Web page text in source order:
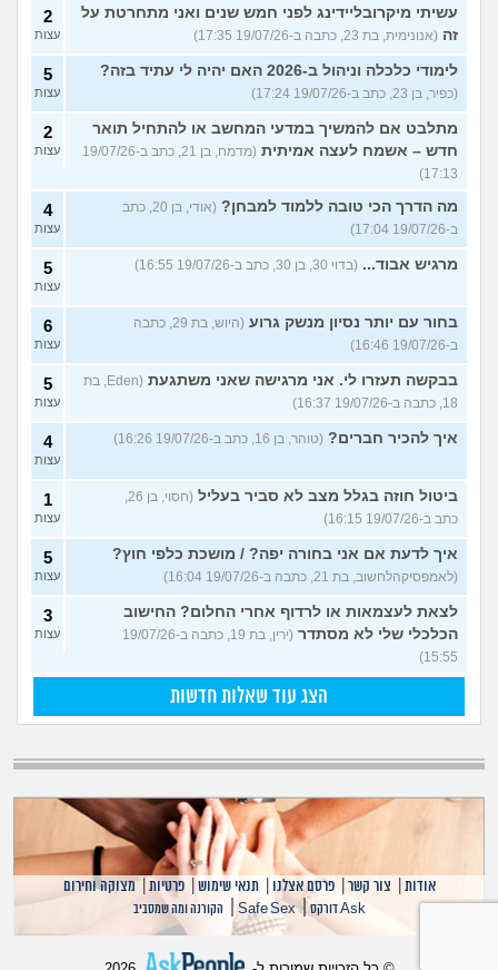
עשיתי מיקרובליידינג לפני חמש שנים ואני מתחרטת על
זה (אנונימית, בת 23, כתבה ב-19/07/26 17:35)
2
עצות
לימודי כלכלה וניהול ב-2026 האם יהיה לי עתיד בזה?
(כפיר, בן 23, כתב ב-19/07/26 17:24)
5
עצות
מתלבט אם להמשיך במדעי המחשב או להתחיל תואר
חדש – אשמח לעצה אמיתית
(מדמח, בן 21, כתב ב-19/07/26
17:13)
2
עצות
מה הדרך הכי טובה ללמוד למבחן?
(אודי, בן 20, כתב
ב-19/07/26 17:04)
4
עצות
מרגיש אבוד... (בדוי 30, בן 30, כתב ב-19/07/26 16:55) 5
עצות
בחור עם יותר נסיון מנשק גרוע
(היוש, בת 29, כתבה
ב-19/07/26 16:46)
6
עצות
בבקשה תעזרו לי. אני מרגישה שאני משתגעת
(Eden, בת
18, כתבה ב-19/07/26 16:37)
5
עצות
איך להכיר חברים? (טוהר, בן 16, כתב ב-19/07/26 16:26) 4
עצות
ביטול חוזה בגלל מצב לא סביר בעליל
כתב ב-19/07/26 16:15)
1
עצות
איך לדעת אם אני בחורה יפה? / מושכת כלפי חוץ?
(לאמפסיקהלחשוב, בת 21, כתבה ב-19/07/26 16:04)
5
עצות
לצאת לעצמאות או לרדוף אחרי החלום? החישוב
הכלכלי שלי לא מסתדר
(ירין, בת 19, כתבה ב-19/07/26
15:55)
3
עצות
הצג עוד שאלות חדשות
אודות צור קשר |פרסם אצלנו |תנאי שימוש |פרטיות |מצוקה וחירום
Ask דורקס |
Safe Sex
| הקורנה ומה שמסביב